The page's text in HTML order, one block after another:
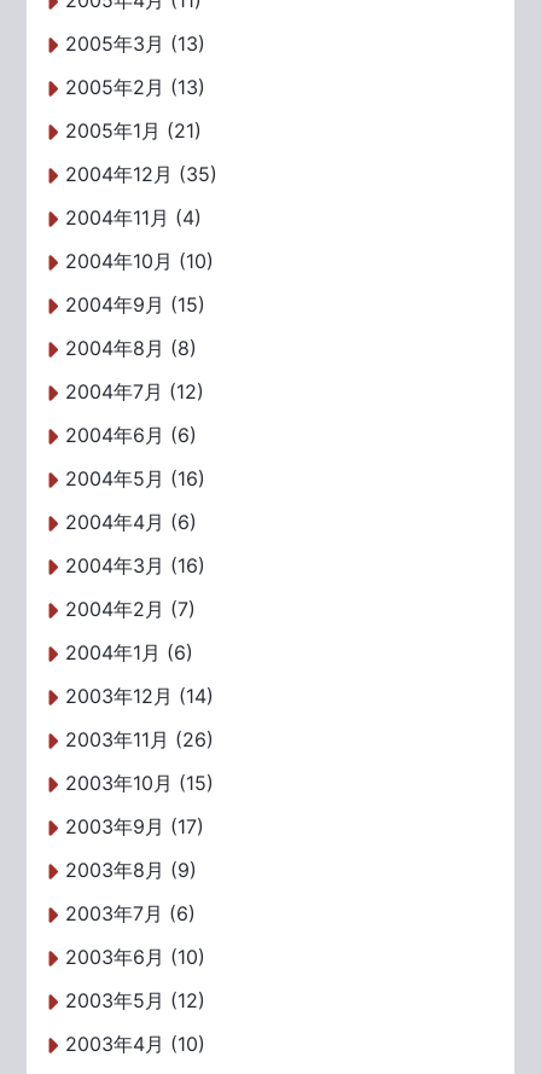
2005年3月 (13)
2005年2月 (13)
2005年1月 (21)
2004年12月 (35)
2004年11月 (4)
2004年10月 (10)
2004年9月 (15)
2004年8月 (8)
2004年7月 (12)
2004年6月 (6)
2004年5月 (16)
2004年4月 (6)
2004年3月 (16)
2004年2月 (7)
2004年1月 (6)
2003年12月 (14)
2003年11月 (26)
2003年10月 (15)
2003年9月 (17)
2003年8月 (9)
2003年7月 (6)
2003年6月 (10)
2003年5月 (12)
2003年4月 (10)